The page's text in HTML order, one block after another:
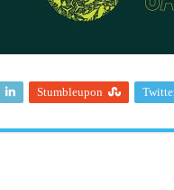
Stumbleupon